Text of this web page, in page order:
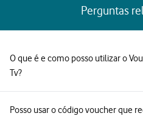
Perguntas
O que é e como posso utilizar o
Tv?
Posso usar o código voucher que